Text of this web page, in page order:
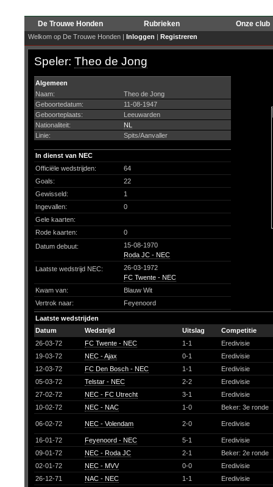
De Trouwe Honden Rubrieken Onze club
Welkom op De Trouwe Honden | Inloggen | Registreren
Speler: Theo de Jong
Algemeen
Naam:
Theo de Jong
Geboortedatum:
11-08-1947
Geboorteplaats:
Leeuwarden
Nationaliteit:
NL
Linie:
Spits/Aanvaller
In dienst van NEC
Officiële wedstrijden:
64
Goals:
22
Gewisseld:
1
Ingevallen:
0
Gele kaarten:
Rode kaarten:
0
Datum debuut:
15-08-1970
Roda JC - NEC
Laatste wedstrijd NEC:
26-03-1972
FC Twente - NEC
Kwam van:
Blauw Wit
Vertrok naar:
Feyenoord
Laatste wedstrijden
Datum
Wedstrijd Uitslag
Competitie
26-03-72
FC Twente - NEC 1-1
Eredivisie
19-03-72
NEC - Ajax 0-1
Eredivisie
12-03-72
FC Den Bosch - NEC 1-1
Eredivisie
05-03-72
Telstar - NEC 2-2
Eredivisie
27-02-72
NEC - FC Utrecht 3-1
Eredivisie
10-02-72
NEC - NAC 1-0 Beker: 3e ronde
06-02-72 NEC - Volendam 2-0 Eredivisie
16-01-72 Feyenoord - NEC 5-1
Eredivisie
09-01-72
NEC - Roda JC 2-1
Beker: 2e ronde
02-01-72
NEC - MVV 0-0
Eredivisie
26-12-71
NAC - NEC 1-1
Eredivisie